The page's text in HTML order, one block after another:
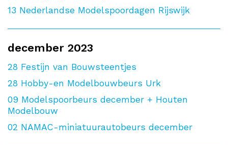
13 Nederlandse Modelspoordagen Rijswijk
december 2023
28 Festijn van Bouwsteentjes
28 Hobby-en Modelbouwbeurs Urk
09 Modelspoorbeurs december + Houten
Modelbouw
02 NAMAC-miniatuurautobeurs december